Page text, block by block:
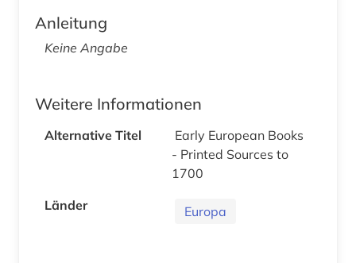
Anleitung
Keine Angabe
Weitere Informationen
Alternative Titel
Early European Books
- Printed Sources to
1700
Länder
Europa